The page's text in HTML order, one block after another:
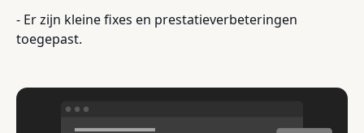
- Er zijn kleine fixes en prestatieverbeteringen
toegepast.